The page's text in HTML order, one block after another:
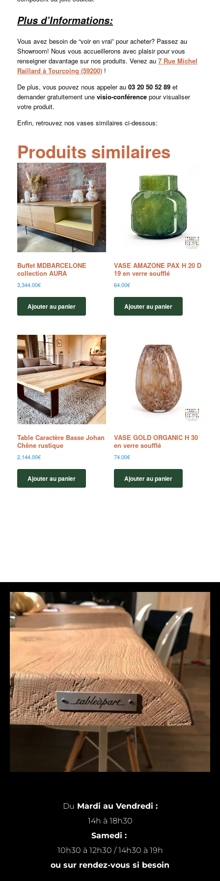
Plus d’Informations:
Vous avez besoin de “voir en vrai” pour acheter? Passez au
Showroom! Nous vous accueillerons avec plaisir pour vous
renseigner davantage sur nos produits. Venez au 7 Rue Michel
Raillard à Tourcoing (59200) !
De plus, vous pouvez nous appeler au 03 20 50 52 89 et
demander gratuitement une visio-conférence pour visualiser
votre produit.
Enfin, retrouvez nos vases similaires ci-dessous:
Produits similaires
Buffet MDBARCELONE
collection AURA
3,344.00€
Ajouter au panier
VASE AMAZONE PAX H 20 D
19 en verre soufflé
64.00€
Ajouter au panier
Table Caractère Basse Johan
Chêne rustique
2,144.00€
Ajouter au panier
VASE GOLD ORGANIC H 30
en verre soufflé
74.00€
Ajouter au panier
Du Mardi au Vendredi :
14h à 18h30
Samedi :
10h30 à 12h30 / 14h30 à 19h
ou sur rendez-vous si besoin